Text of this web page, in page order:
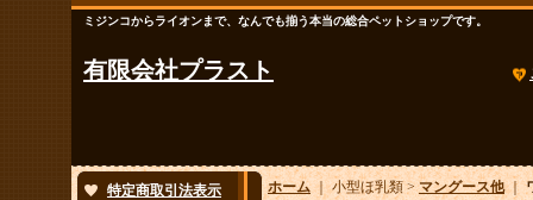
ミジンコからライオンまで、なんでも揃う本当の総合ペットショップです。
有限会社プラスト
特定商取引法表示 ホーム｜ 小型ほ乳類 >マングース他｜